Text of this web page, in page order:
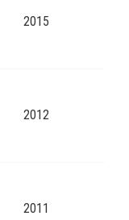
2015
2012
2011